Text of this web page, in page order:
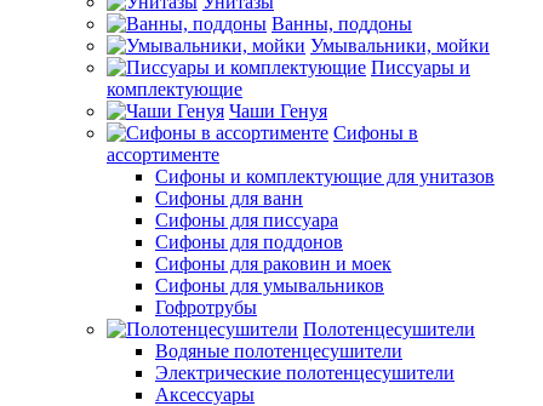
Ванны, поддоны
Умывальники, мойки
Писсуары и
комплектующие
Чаши Генуя
Сифоны в
ассортименте
Сифоны и комплектующие для унитазов
Сифоны для ванн
Сифоны для писсуара
Сифоны для поддонов
Сифоны для раковин и моек
Сифоны для умывальников
Гофротрубы
Полотенцесушители
Водяные полотенцесушители
Электрические полотенцесушители
Аксессуары